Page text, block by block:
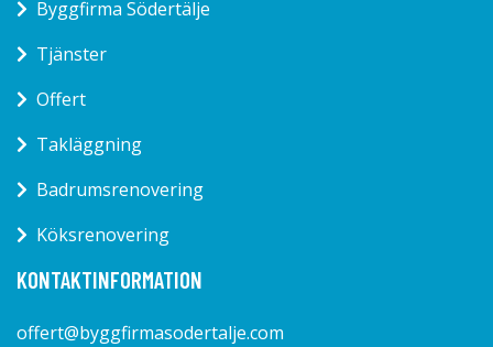
Byggfirma Södertälje
Tjänster
Offert
Takläggning
Badrumsrenovering
Köksrenovering
KONTAKTINFORMATION
offert@byggfirmasodertalje.com